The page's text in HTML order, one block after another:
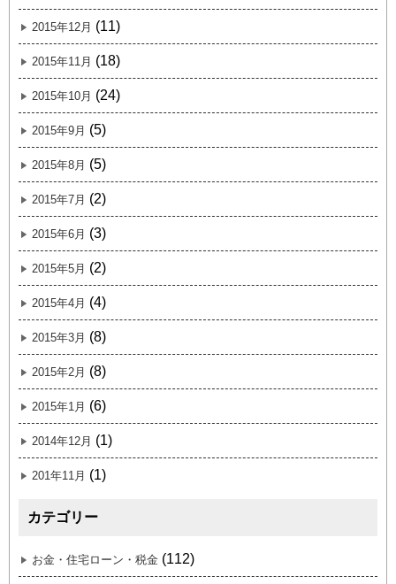
2015年12月 (11)
2015年11月 (18)
2015年10月 (24)
2015年9月 (5)
2015年8月 (5)
2015年7月 (2)
2015年6月 (3)
2015年5月 (2)
2015年4月 (4)
2015年3月 (8)
2015年2月 (8)
2015年1月 (6)
2014年12月 (1)
201年11月 (1)
カテゴリー
お金・住宅ローン・税金 (112)